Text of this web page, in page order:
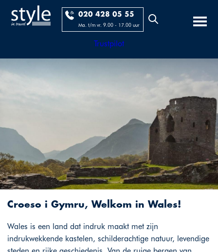
020 428 05 55
Ma. t/m vr. 9.00 - 17.00 uur
Trustpilot
Croeso i Gymru, Welkom in Wales!
Wales is een land dat indruk maakt met zijn
indrukwekkende kastelen, schilderachtige natuur, levendige